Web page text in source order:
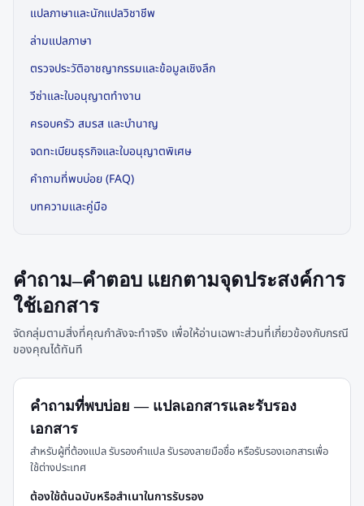
แปลภาษาและนักแปลวิชาชีพ
ล่ามแปลภาษา
ตรวจประวัติอาชญากรรมและข้อมูลเชิงลึก
วีซ่าและใบอนุญาตทำงาน
ครอบครัว สมรส และบำนาญ
จดทะเบียนธุรกิจและใบอนุญาตพิเศษ
คำถามที่พบบ่อย (FAQ)
บทความและคู่มือ
คำถาม–คำตอบ แยกตามจุดประสงค์การ
ใช้เอกสาร
จัดกลุ่มตามสิ่งที่คุณกำลังจะทำจริง เพื่อให้อ่านเฉพาะส่วนที่เกี่ยวข้องกับกรณี
ของคุณได้ทันที
คำถามที่พบบ่อย — แปลเอกสารและรับรอง
เอกสาร
สำหรับผู้ที่ต้องแปล รับรองคำแปล รับรองลายมือชื่อ หรือรับรองเอกสารเพื่อ
ใช้ต่างประเทศ
ต้องใช้ต้นฉบับหรือสำเนาในการรับรอง